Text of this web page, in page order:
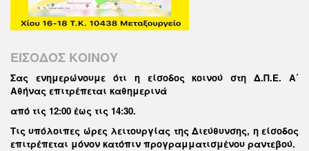
ΕΙΣΟΔΟΣ ΚΟΙΝΟΥ
Σας ενημερώνουμε ότι η είσοδος κοινού στη Δ.Π.Ε. Α΄
Αθήνας επιτρέπεται καθημερινά
από τις 12:00 έως τις 14:30.
Τις υπόλοιπες ώρες λειτουργίας της Διεύθυνσης, η είσοδος
επιτρέπεται μόνον κατόπιν προγραμματισμένου ραντεβού.